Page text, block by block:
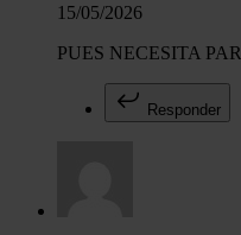
15/05/2026
PUES NECESITA
Responder